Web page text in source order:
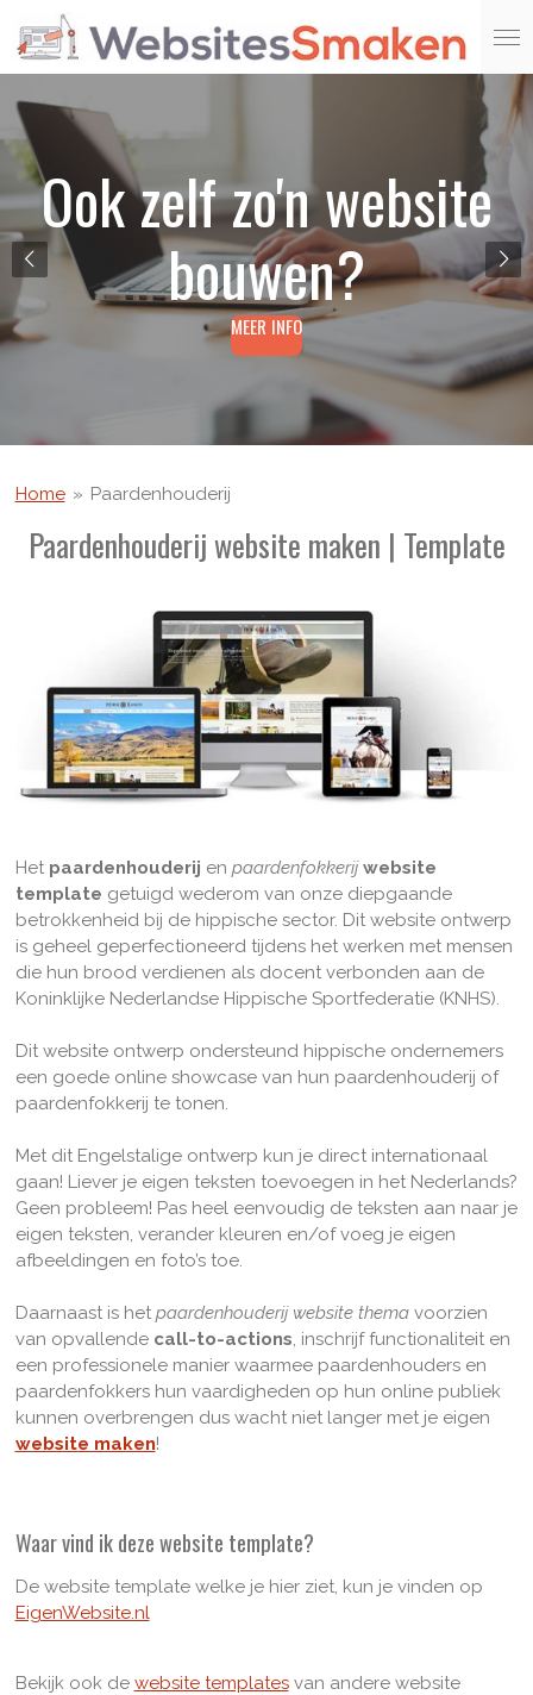
Ga
direct
naar
de
hoofdinhoud
Ook zelf zo'n website
bouwen?
MEER INFO
Home » Paardenhouderij
Paardenhouderij website maken | Template
Het paardenhouderij en paardenfokkerij website
template getuigd wederom van onze diepgaande
betrokkenheid bij de hippische sector. Dit website ontwerp
is geheel geperfectioneerd tijdens het werken met mensen
die hun brood verdienen als docent verbonden aan de
Koninklijke Nederlandse Hippische Sportfederatie (KNHS).
Dit website ontwerp ondersteund hippische ondernemers
een goede online showcase van hun paardenhouderij of
paardenfokkerij te tonen.
Met dit Engelstalige ontwerp kun je direct internationaal
gaan! Liever je eigen teksten toevoegen in het Nederlands?
Geen probleem! Pas heel eenvoudig de teksten aan naar je
eigen teksten, verander kleuren en/of voeg je eigen
afbeeldingen en foto’s toe.
Daarnaast is het paardenhouderij website themavoorzien
van opvallende call-to-actions, inschrijf functionaliteit en
een professionele manier waarmee paardenhouders en
paardenfokkers hun vaardigheden op hun online publiek
kunnen overbrengen dus wacht niet langer met je eigen
website maken!
Waar vind ik deze website template?
De website template welke je hier ziet, kun je vinden op
EigenWebsite.nl
Bekijk ook de website templatesvan andere website